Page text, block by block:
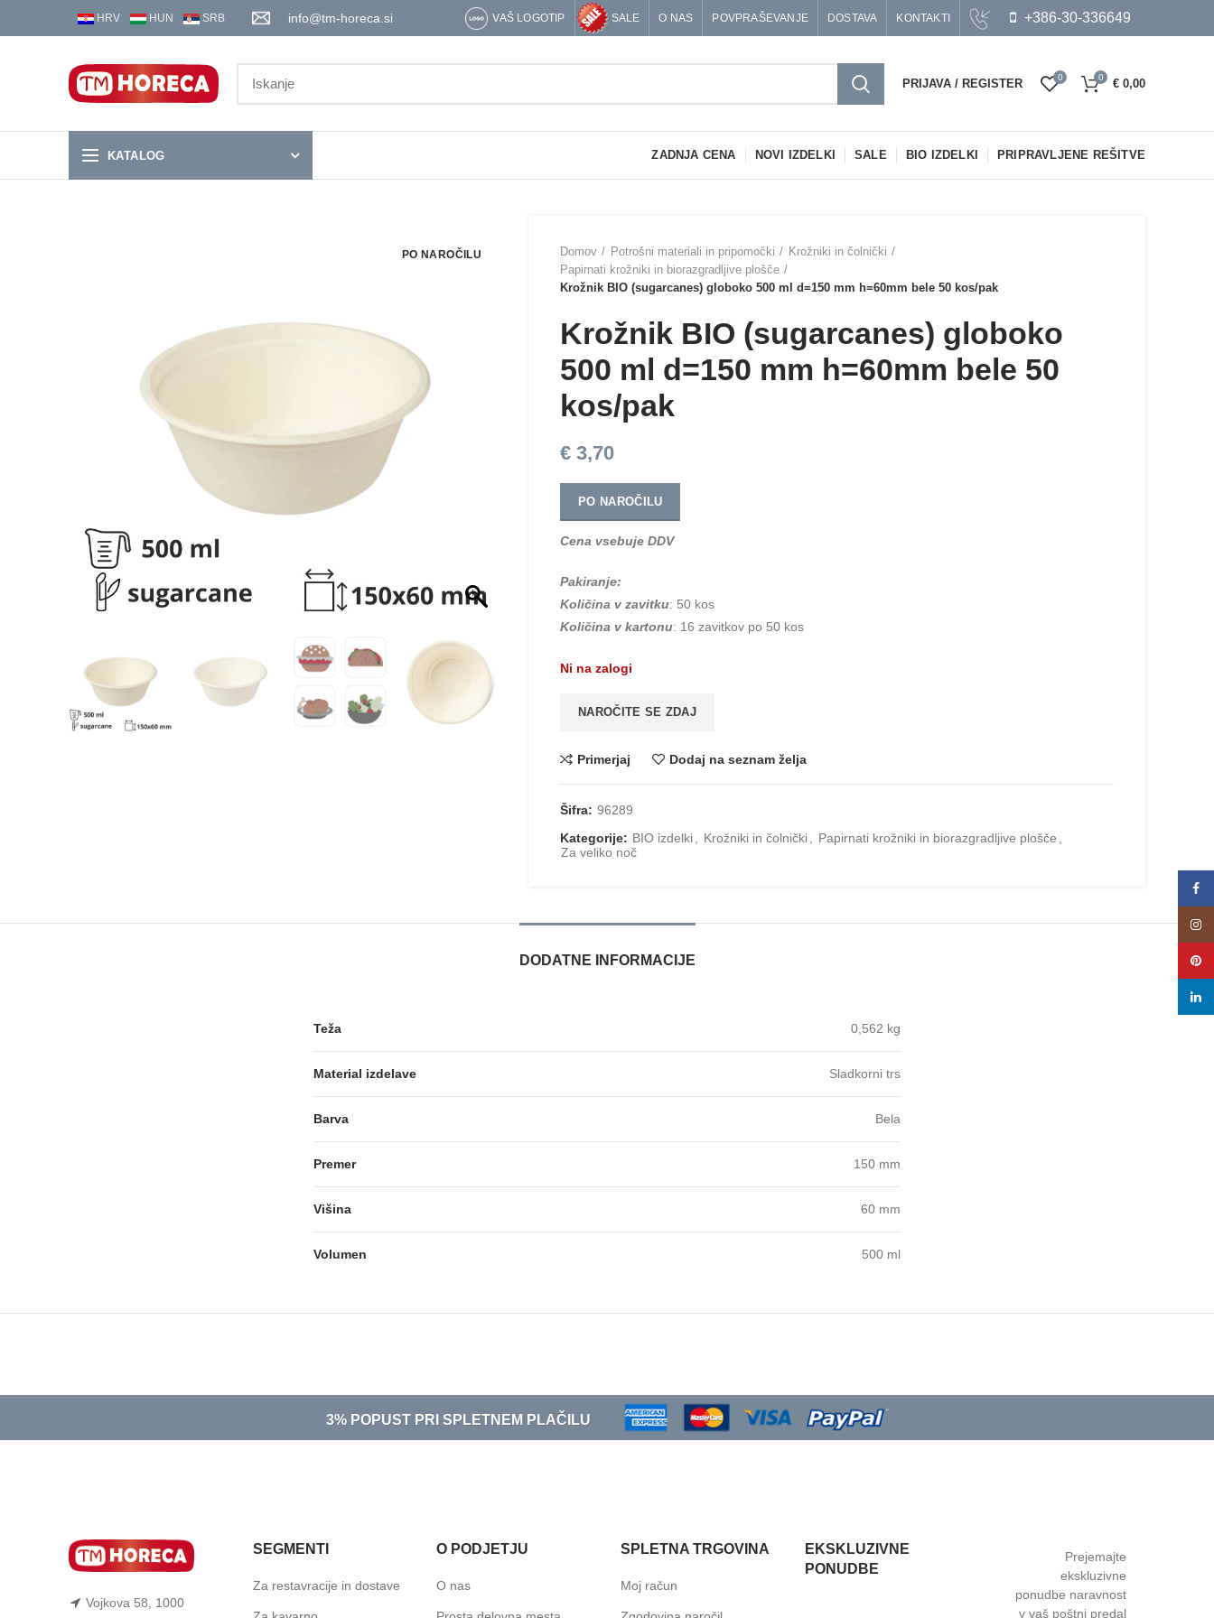
HRV HUN SRB info@tm-horeca.si VAŠ LOGOTIP SALE O NAS POVPRAŠEVANJE DOSTAVA KONTAKTI +386-30-336649
PRIJAVA / REGISTER 0 0 € 0,00
KATALOG ZADNJA CENA NOVI IZDELKI SALE BIO IZDELKI PRIPRAVLJENE REŠITVE
PO NAROČILU Domov Potrošni materiali in pripomočki
Krožniki in čolnički
Papirnati krožniki in biorazgradljive plošče
Krožnik BIO (sugarcanes) globoko 500 ml d=150 mm h=60mm bele 50 kos/pak
Krožnik BIO (sugarcanes) globoko
500 ml d=150 mm h=60mm bele 50
kos/pak
€3,70
PO NAROČILU
Cena vsebuje DDV
Pakiranje:
Količina v zavitku: 50 kos
Količina v kartonu: 16 zavitkov po 50 kos
Ni na zalogi
NAROČITE SE ZDAJ
Primerjaj Dodaj na seznam želja
Šifra: 96289
Kategorije: BIO izdelki Krožniki in čolnički Papirnati krožniki in biorazgradljive plošče
Za veliko noč
DODATNE INFORMACIJE
Teža 0,562 kg
Material izdelave Sladkorni trs
Barva Bela
Premer 150 mm
Višina 60 mm
Volumen 500 ml
3% POPUST PRI SPLETNEM PLAČILU
Vojkova 58, 1000
SEGMENTI
Za restavracije in dostave
O PODJETJU
O nas
SPLETNA TRGOVINA
Moj račun
EKSKLUZIVNE
PONUDBE
Prejemajte
ekskluzivne
ponudbe naravnost
v vaš poštni predal